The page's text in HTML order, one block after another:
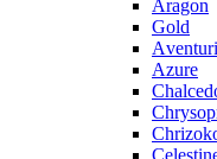
Aragon
Gold
Azure